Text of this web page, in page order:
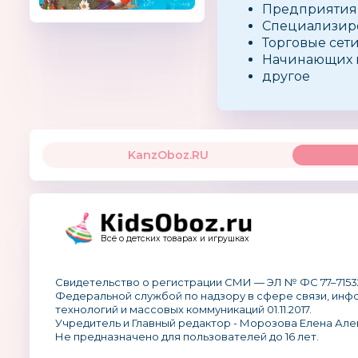
Предприятия
Торговые
Начинающих
другое
KanzOboz.RU
Всё о детских товарах и игрушках
Свидетельство о регистрации СМИ — ЭЛ № ФС
Федеральной службой по надзору в сфере связи,
технологий и массовых коммуникаций 01.11.2017.
Учредитель и Главный редактор - Морозова Елена
Не предназначено для пользователей до 16 лет.